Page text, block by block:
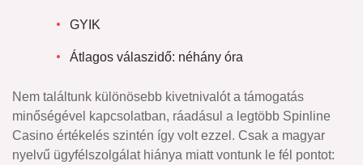
GYIK
Átlagos válaszidő: néhány óra
Nem találtunk különösebb kivetnivalót a támogatás
minőségével kapcsolatban, ráadásul a legtöbb Spinline
Casino értékelés szintén így volt ezzel. Csak a magyar
nyelvű ügyfélszolgálat hiánya miatt vontunk le fél pontot: